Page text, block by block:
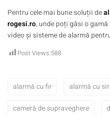
Pentru cele mai bune soluții de
rogesi.ro, unde poți găsi o
video și sisteme de alarmă
Post Views:588
alarmă cu fir alarmă cu
cameră de supraveghere